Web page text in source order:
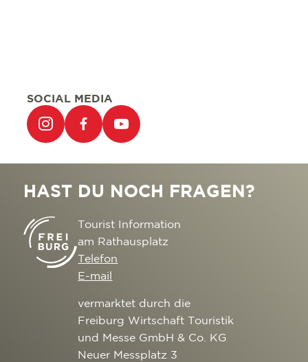
SOCIAL MEDIA
HAST DU NOCH FRAGEN?
Tourist Information
am Rathausplatz
Telefon
E-mail
vermarktet durch die
Freiburg Wirtschaft Touristik
und Messe GmbH & Co. KG
Neuer Messplatz 3